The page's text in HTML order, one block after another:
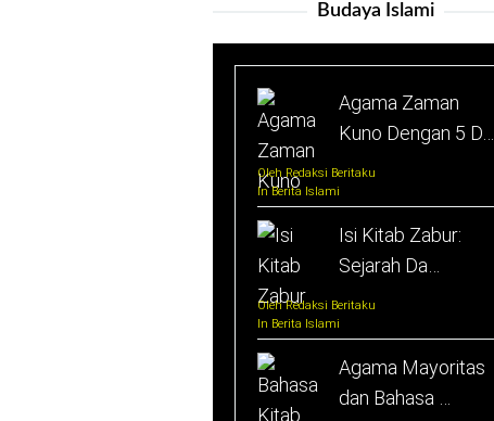
Budaya Islami
Agama Zaman
Kuno Dengan 5 D…
Oleh Redaksi Beritaku
In Berita Islami
Isi Kitab Zabur:
Sejarah Da…
Oleh Redaksi Beritaku
In Berita Islami
Agama Mayoritas
dan Bahasa …